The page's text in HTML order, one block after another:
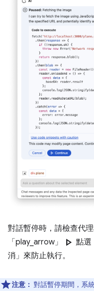
對話暫停時，請檢查代
「play_arrow」
play_arrow 點選
消」 來防止執行。
注意： 對話暫停期間，系